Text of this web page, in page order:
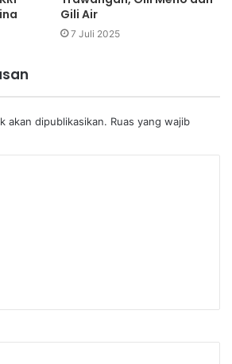
Gili Air
7 Juli 2025
akan dipublikasikan. Ruas yang wajib